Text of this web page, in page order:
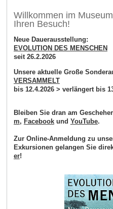
Willkommen im
Ihren Besuch!
Neue Dauerausstellung:
EVOLUTION DES MENSCHEN
seit 26.2.2026
Unsere aktuelle Große
VERSAMMELT
bis 12.4.2026 > verlängert bis
Bleiben Sie dran am
m, Facebookund YouTube.
Zur Online-Anmeldung zu
Exkursionen gelangen Sie
er!